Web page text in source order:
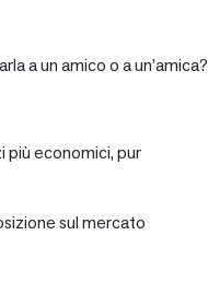
a un amico o a un’amica?
più economici, pur
sul mercato